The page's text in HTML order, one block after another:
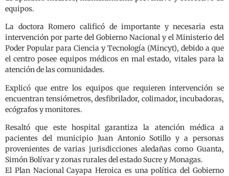
equipos.
La doctora Romero calificó de importante y necesaria esta
intervención por parte del Gobierno Nacional y el Ministerio del
Poder Popular para Ciencia y Tecnología (Mincyt), debido a que
el centro posee equipos médicos en mal estado, vitales para la
atención de las comunidades.
Explicó que entre los equipos que requieren intervención se
encuentran tensiómetros, desfibrilador, colimador, incubadoras,
ecógrafos y monitores.
Resaltó que este hospital garantiza la atención médica a
pacientes del municipio Juan Antonio Sotillo y a personas
provenientes de varias jurisdicciones aledañas como Guanta,
Simón Bolívar y zonas rurales del estado Sucre y Monagas.
El Plan Nacional Cayapa Heroica es una política del Gobierno